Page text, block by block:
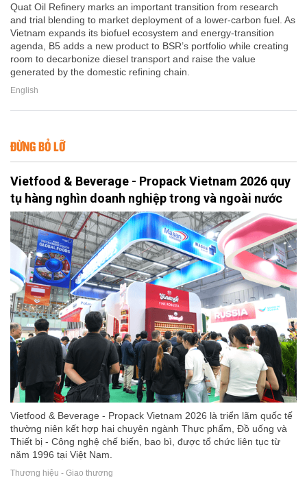
Quat Oil Refinery marks an important transition from research
and trial blending to market deployment of a lower-carbon fuel. As
Vietnam expands its biofuel ecosystem and energy-transition
agenda, B5 adds a new product to BSR’s portfolio while creating
room to decarbonize diesel transport and raise the value
generated by the domestic refining chain.
English
ĐỪNG BỎ LỠ
Vietfood & Beverage - Propack Vietnam 2026 quy
tụ hàng nghìn doanh nghiệp trong và ngoài nước
Vietfood & Beverage - Propack Vietnam 2026 là triển lãm quốc tế
thường niên kết hợp hai chuyên ngành Thực phẩm, Đồ uống và
Thiết bị - Công nghệ chế biến, bao bì, được tổ chức liên tục từ
năm 1996 tại Việt Nam.
Thương hiệu - Giao thương